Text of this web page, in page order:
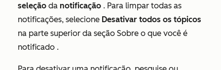
seleção da notificação . Para limpar todas as
notificações, selecione Desativar todos os tópicos
na parte superior da seção Sobre o que você é
notificado .